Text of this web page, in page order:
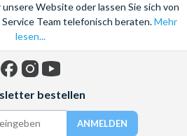
Website oder lassen Sie sich von
Team telefonisch beraten.Mehr
lesen...
bestellen